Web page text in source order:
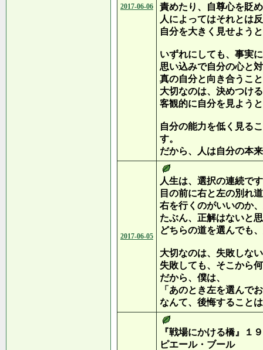
2017-06-06
責めたり、自尊心を貶
人によってはそれとは
自分を大きく見せよう
いずれにしても、事実
思い込みで自分の心と
真の自分と向き合うこ
大切なのは、決めつけ
客観的に自分を見よう
自分の能力を低く見る
す。
だから、人は自分の本
2017-06-05
人生は、選択の連続で
目の前に右と左の別れ
右を行くのがいいのか
たぶん、正解はないと
どちらの道を選んでも
大切なのは、失敗しな
失敗しても、そこから
だから、僕は、
「あのとき左を選んで
なんて、後悔すること
『戦場にかける橋』１
ピエール・ブール